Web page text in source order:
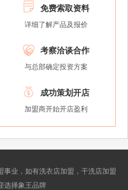
 免费索取资料
详细了解产品及报价
 考察洽谈合作
与总部确定投资方案
 成功策划开店
加盟商开始开店盈利
事业，如有洗衣店加盟，干洗店加盟
选择象王品牌